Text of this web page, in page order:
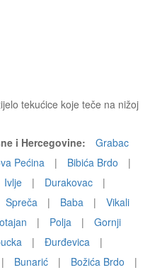
tekućice koje teče na nižoj
i Hercegovine:
Grabac
Pećina | Bibića Brdo
|
Ivlje | Durakovac
|
Spreča | Baba |
Vikali
| Polja |
Gornji
| Đurđevica
|
| Bunarić | Božića Brdo |